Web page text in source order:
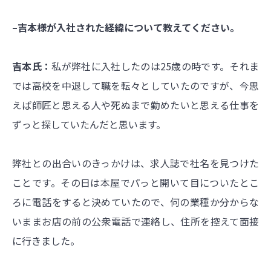
–吉本様が入社された経緯について教えてください。
吉本氏：私が弊社に入社したのは25歳の時です。それま
では高校を中退して職を転々としていたのですが、今思
えば師匠と思える人や死ぬまで勤めたいと思える仕事を
ずっと探していたんだと思います。
弊社との出合いのきっかけは、求人誌で社名を見つけた
ことです。その日は本屋でパっと開いて目についたとこ
ろに電話をすると決めていたので、何の業種か分からな
いままお店の前の公衆電話で連絡し、住所を控えて面接
に行きました。